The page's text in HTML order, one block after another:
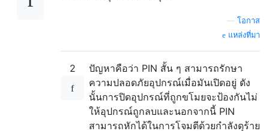
โอกาส
แหล่งที่มา
2
ปัญหาคือว่า PIN สั้น ๆ สามารถรักษา
ความปลอดภัยอุปกรณ์เมื่อมันเปิดอยู่ ดัง
นั้นการปิดอุปกรณ์ที่ถูกขโมยจะป้องกันไม่
ให้อุปกรณ์ถูกลบและนอกจากนี้ PIN
สามารถหักได้ในการโจมตีด้วยกำลังดุร้าย